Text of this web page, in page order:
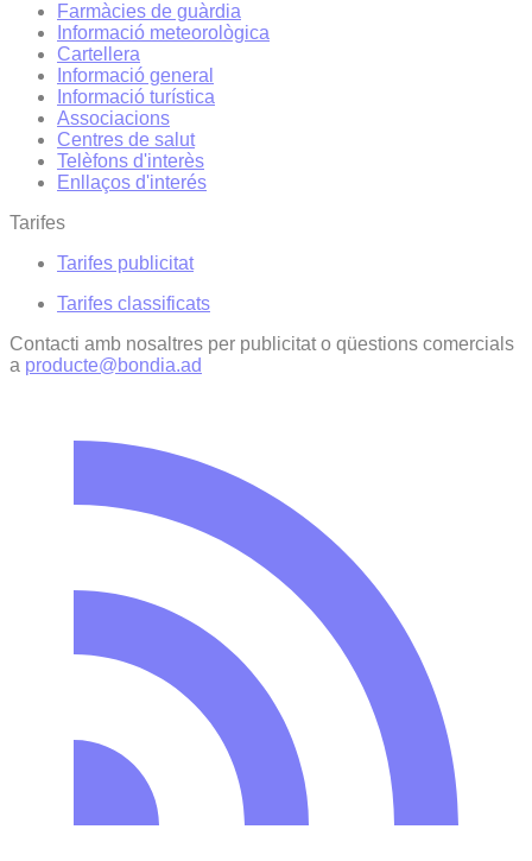
Farmàcies de guàrdia
Informació meteorològica
Cartellera
Informació general
Informació turística
Associacions
Centres de salut
Telèfons d'interès
Enllaços d'interés
Tarifes
Tarifes publicitat
Tarifes classificats
Contacti amb nosaltres per publicitat o qüestions comercials
a producte@bondia.ad